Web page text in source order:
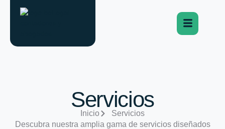
Servicios
Inicio
Servicios
Descubra nuestra amplia gama de servicios diseñados